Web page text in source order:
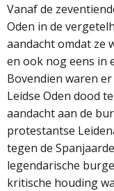
Vanaf de
Oden in de
aandacht omdat ze
en ook nog eens in
Bovendien waren
Leidse Oden dood
aandacht aan de
protestantse
tegen de
legendarische
kritische houding